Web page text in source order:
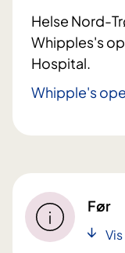
Helse Nord-
Whipples's
Hospital.
Whipple's
Før